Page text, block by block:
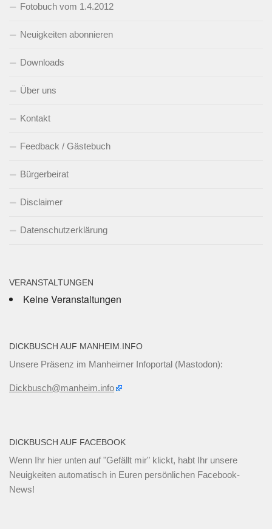
Fotobuch vom 1.4.2012
Neuigkeiten abonnieren
Downloads
Über uns
Kontakt
Feedback / Gästebuch
Bürgerbeirat
Disclaimer
Datenschutzerklärung
VERANSTALTUNGEN
Keine Veranstaltungen
DICKBUSCH AUF MANHEIM.INFO
Unsere Präsenz im Manheimer Infoportal (Mastodon):
Dickbusch@manheim.info
DICKBUSCH AUF FACEBOOK
Wenn Ihr hier unten auf "Gefällt mir" klickt, habt Ihr unsere
Neuigkeiten automatisch in Euren persönlichen Facebook-
News!